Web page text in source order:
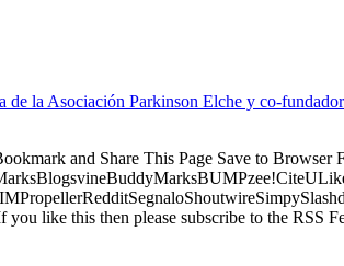
la Asociación Parkinson Elche y co-
and Share This Page Save to Browser
like this then please subscribe to the RSS